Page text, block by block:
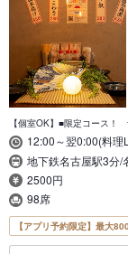
【個室OK】■限定コース
12:00～翌0:00(料理
地下鉄名古屋駅3分
2500円
98席
【アプリ予約限定】最大